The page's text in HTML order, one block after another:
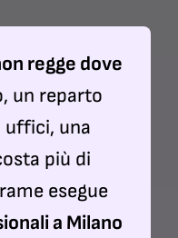
regge dove
un reparto
una
più di
esegue
a Milano